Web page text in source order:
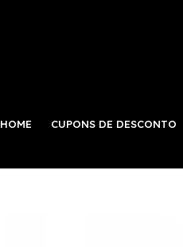
HOME CUPONS DE DESCONTO